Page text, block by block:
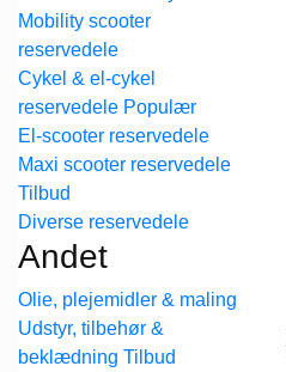
Mobility scooter
reservedele
Cykel & el-cykel
reservedele
El-scooter reservedele
Maxi scooter reservedele
Diverse reservedele
Andet
Olie, plejemidler & maling
Udstyr, tilbehør &
beklædning